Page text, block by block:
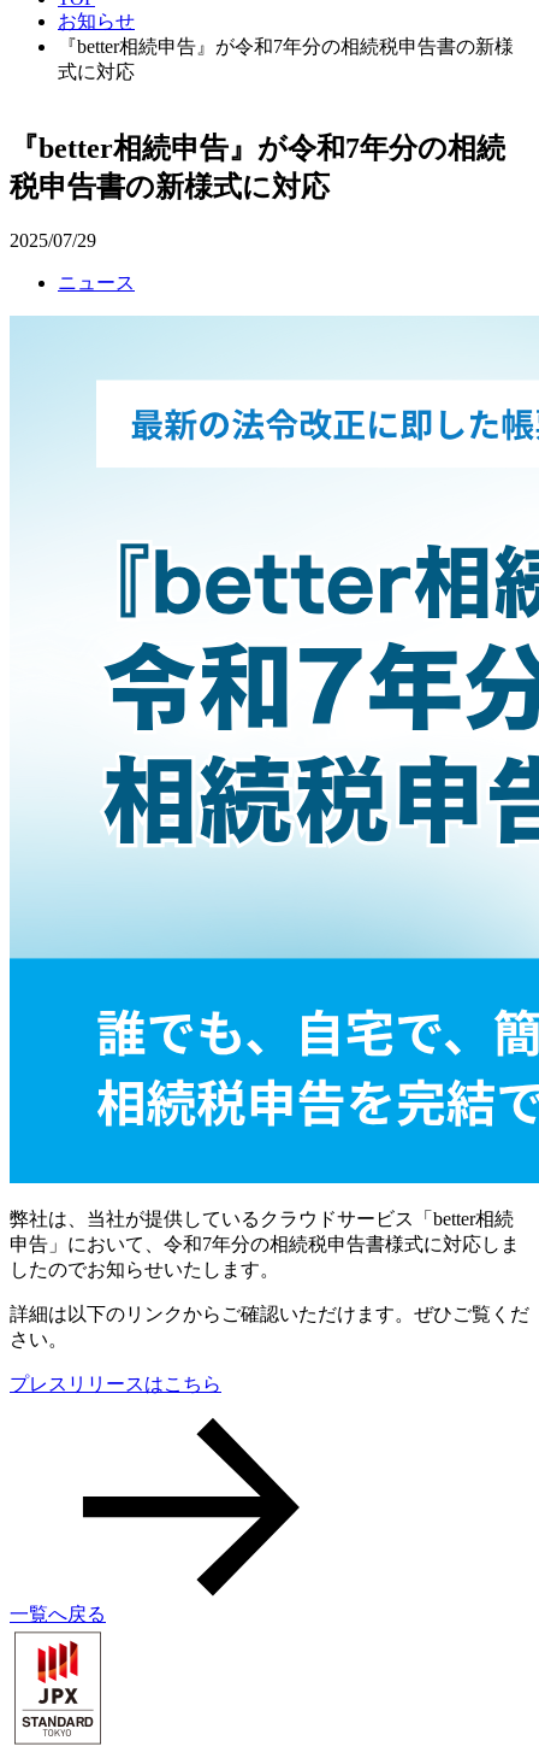
お知らせ
『better相続申告』が令和7年分の相続税申告書の新様
式に対応
『better相続申告』が令和7年分の相続
税申告書の新様式に対応
2025/07/29
ニュース
弊社は、当社が提供しているクラウドサービス「better相続
申告」において、令和7年分の相続税申告書様式に対応しま
したのでお知らせいたします。
詳細は以下のリンクからご確認いただけます。ぜひご覧くだ
さい。
プレスリリースはこちら
一覧へ戻る